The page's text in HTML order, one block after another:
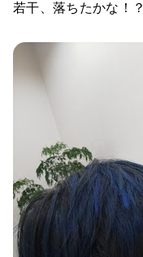
若干、落ちたかな！？